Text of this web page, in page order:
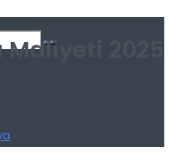
Maliyeti 2025